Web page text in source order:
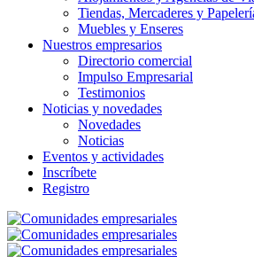
Tiendas, Mercaderes y
Muebles y Enseres
Nuestros empresarios
Directorio comercial
Impulso Empresarial
Testimonios
Noticias y novedades
Novedades
Noticias
Eventos y actividades
Inscríbete
Registro